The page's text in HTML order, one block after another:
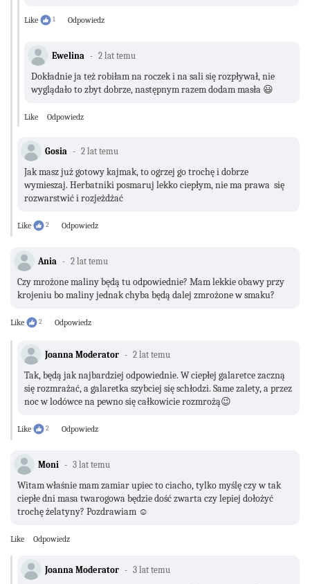
Like 1 Odpowiedz
Ewelina 2 lat temu
Dokładnie ja też robiłam na roczek i na sali się rozpływał, nie
wyglądało to zbyt dobrze, następnym razem dodam masła 😃
Like Odpowiedz
Gosia 2 lat temu
Jak masz już gotowy kajmak, to ogrzej go trochę i dobrze
wymieszaj. Herbatniki posmaruj lekko ciepłym, nie ma prawa się
rozwarstwić i rozjeżdżać
Like 2 Odpowiedz
Ania 2 lat temu
Czy mrożone maliny będą tu odpowiednie? Mam lekkie obawy przy
krojeniu bo maliny jednak chyba będą dalej zmrożone w smaku?
Like 2 Odpowiedz
Joanna Moderator 2 lat temu
Tak, będą jak najbardziej odpowiednie. W ciepłej galaretce zaczną
się rozmrażać, a galaretka szybciej się schłodzi. Same zalety, a przez
noc w lodówce na pewno się całkowicie rozmrożą😉
Like 2 Odpowiedz
Moni 3 lat temu
Witam właśnie mam zamiar upiec to ciacho, tylko myślę czy w tak
ciepłe dni masa twarogowa będzie dość zwarta czy lepiej dołożyć
trochę żelatyny? Pozdrawiam ☺️
Like Odpowiedz
Joanna Moderator 3 lat temu